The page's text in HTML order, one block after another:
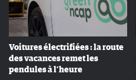
Voitures électrifiées : la route
des vacances remet les
pendules à l’heure